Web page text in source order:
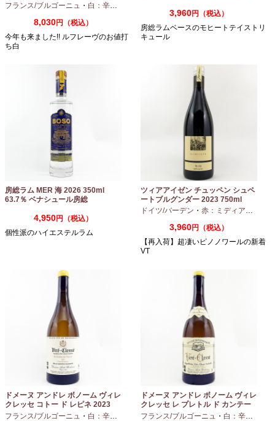
フランス/ブルゴーニュ ・ 白：辛口
8,030円（税込）
今年も来ました!! ルフレーヴのお値打
ち白
3,960円（税込）
房総ラムベースのモヒートテイストリ
キュール
房総ラム MER 海 2026 350ml
63.7％ ベナシュール房総
4,950円（税込）
個性派のハイエステルラム
ツィアアイゼン チュッペン シュペ
ートブルグンダー 2023 750ml
ドイツ/バーデン ・ 赤：ミディアムボディ
3,960円（税込）
【再入荷】超凄いピノノワールの新着
VT
ドメーヌ アンドレ ボノーム ヴィレ
クレッセ コトー ド レピネ 2023
750ml
フランス/ブルゴーニュ ・ 白：辛口 シャルドネ
ドメーヌ アンドレ ボノーム ヴィレ
クレッセ レ プレトル ド カンテー
ヌ 2023 750ml
フランス/ブルゴーニュ ・ 白：辛口